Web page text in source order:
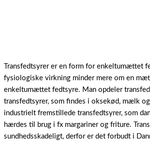
Transfedtsyrer er en form for enkeltumættet
fysiologiske virkning minder mere om en
enkeltumættet fedtsyre. Man opdeler
transfedtsyrer, som findes i oksekød, mælk
industrielt fremstillede transfedtsyrer, som
hærdes til brug i fx margariner og friture.
sundhedsskadeligt, derfor er det forbudt i